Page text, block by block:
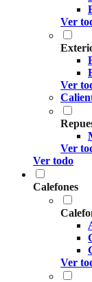
Ver
Ver
Ver
Ver todo
Calefones
Ver